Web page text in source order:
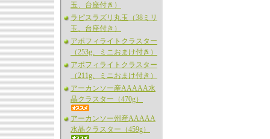
玉、台座付き）
ラピスラズリ丸玉（38ミリ
玉、台座付き）
アポフィライトクラスター
（253g、ミニおまけ付き）
アポフィライトクラスター
（211g、ミニおまけ付き）
アーカンソー産AAAAA水
晶クラスター（470g）
アーカンソー州産AAAAA
水晶クラスター（459g）